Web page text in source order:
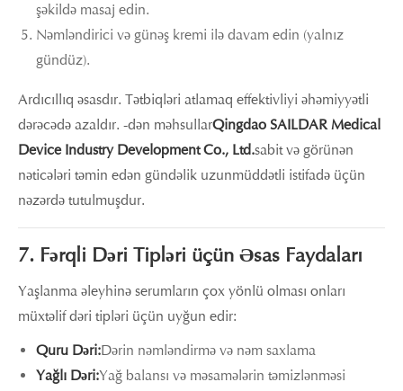
şəkildə masaj edin.
Nəmləndirici və günəş kremi ilə davam edin (yalnız
gündüz).
Ardıcıllıq əsasdır. Tətbiqləri atlamaq effektivliyi əhəmiyyətli
dərəcədə azaldır. -dən məhsullarQingdao SAILDAR Medical
Device Industry Development Co., Ltd.sabit və görünən
nəticələri təmin edən gündəlik uzunmüddətli istifadə üçün
nəzərdə tutulmuşdur.
7. Fərqli Dəri Tipləri üçün Əsas Faydaları
Yaşlanma əleyhinə serumların çox yönlü olması onları
müxtəlif dəri tipləri üçün uyğun edir:
Quru Dəri:Dərin nəmləndirmə və nəm saxlama
Yağlı Dəri:Yağ balansı və məsamələrin təmizlənməsi